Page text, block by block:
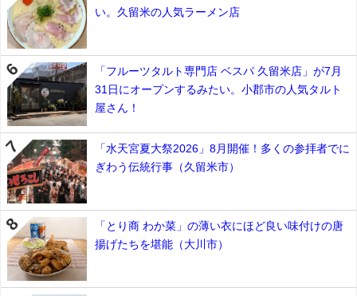
い。久留米の人気ラーメン店
「フルーツタルト専門店 ベスパ 久留米店」が7月
31日にオープンするみたい。小郡市の人気タルト
屋さん！
「水天宮夏大祭2026」8月開催！多くの参拝者でに
ぎわう伝統行事（久留米市）
「とり商 わか菜」の薄い衣にほど良い味付けの唐
揚げたちを堪能（大川市）